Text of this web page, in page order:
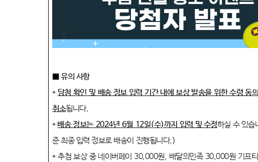
■ 유의 사항
* 당첨 확인 및 배송 정보 입력 기간 내에 보상 발송을 위한 수령 동
취소됩니다.
* 배송 정보는2024년 6월 12일(수)까지 입력 및 수정하실 수 있습
준 최종 입력 정보로 배송이 진행됩니다.)
* 추첨 보상 중 네이버페이 30,000원, 배달의민족30,000원 기프